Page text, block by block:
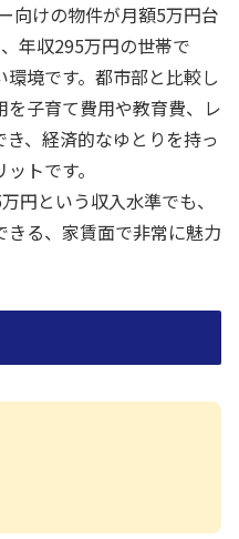
向けの物件が月額5万円台
年収295万円の世帯で
境です。都市部と比較し
子育て費用や教育費、レ
、経済的なゆとりを持っ
トです。
円という収入水準でも、
る、家賃面で非常に魅力